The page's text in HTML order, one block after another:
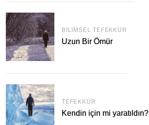
BILIMSEL TEFEKKÜR
Uzun Bir Ömür
TEFEKKÜR
Kendin için mi yaratıldın?